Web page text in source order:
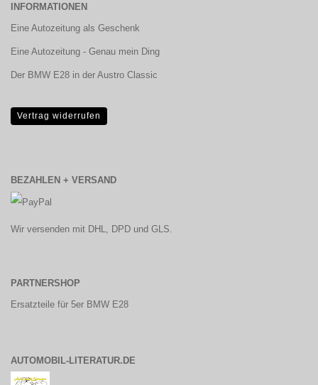
INFORMATIONEN
Eine Autozeitung als Geschenk
Eine Autozeitung - Genau mein Ding
Der BMW E28 in der Austro Classic
Vertrag widerrufen
BEZAHLEN + VERSAND
Wir versenden mit DHL, DPD und GLS.
PARTNERSHOP
Ersatzteile für 5er BMW E28
AUTOMOBIL-LITERATUR.DE